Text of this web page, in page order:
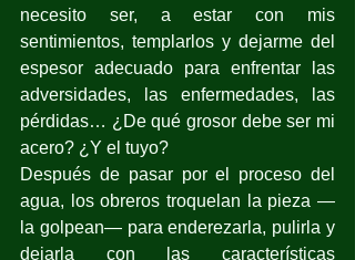
necesito ser, a estar con mis
sentimientos, templarlos y dejarme del
espesor adecuado para enfrentar las
adversidades, las enfermedades, las
pérdidas… ¿De qué grosor debe ser mi
acero? ¿Y el tuyo?
Después de pasar por el proceso del
agua, los obreros troquelan la pieza —
la golpean— para enderezarla, pulirla y
dejarla con las características